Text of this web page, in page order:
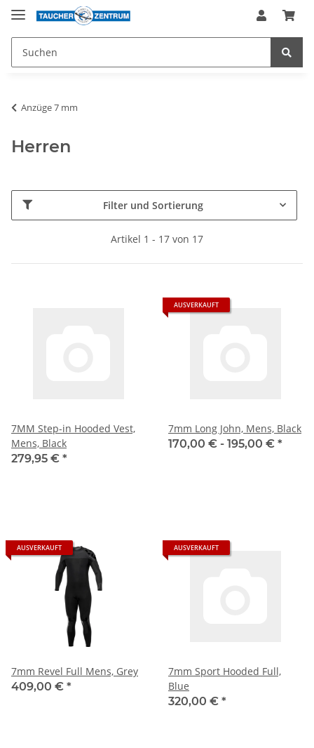
Anzüge 7 mm
Herren
Filter und Sortierung
Artikel 1 - 17 von 17
7MM Step-in Hooded Vest,
Mens, Black
279,95 € *
AUSVERKAUFT
7mm Long John, Mens, Black
170,00 € - 195,00 € *
AUSVERKAUFT
7mm Revel Full Mens, Grey
409,00 € *
AUSVERKAUFT
7mm Sport Hooded Full,
Blue
320,00 € *